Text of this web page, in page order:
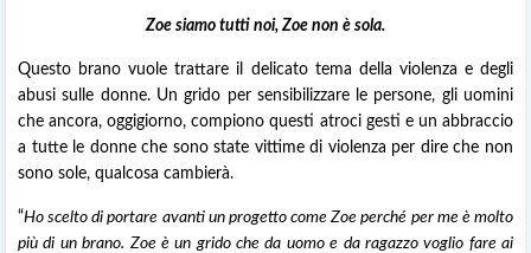
Zoe siamo tutti noi, Zoe non è sola.
Questo brano vuole trattare il delicato tema della violenza e degli
abusi sulle donne. Un grido per sensibilizzare le persone, gli uomini
che ancora, oggigiorno, compiono questi atroci gesti e un abbraccio
a tutte le donne che sono state vittime di violenza per dire che non
sono sole, qualcosa cambierà.
“Ho scelto di portare avanti un progetto come Zoe perché per me è molto
più di un brano. Zoe è un grido che da uomo e da ragazzo voglio fare ai